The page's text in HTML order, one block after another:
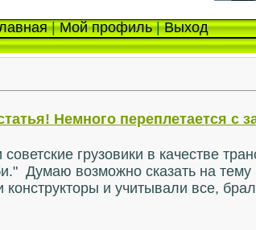
|Мой профиль|Выход
Немного переплетается с
грузовики в качестве
Думаю возможно сказать на
и учитывали все,